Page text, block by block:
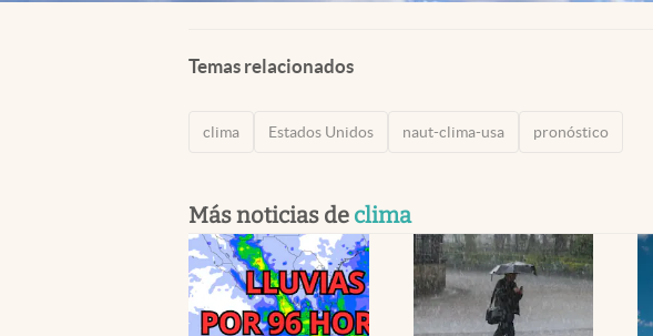
Temas relacionados
clima Estados Unidos naut-clima-usa pronóstico
Más noticias de clima